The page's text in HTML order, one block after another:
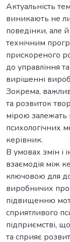
Актуальність
виникають не
поведінки, але
технічним
прискореного
до управління
вирішенні
Зокрема,
та розвиток
мірою залежать
психологічних
керівник.
В умовах змін і
взаємодія між
ключовою для
виробничих
підвищенню
сприятливого
підприємстві,
та сприяє